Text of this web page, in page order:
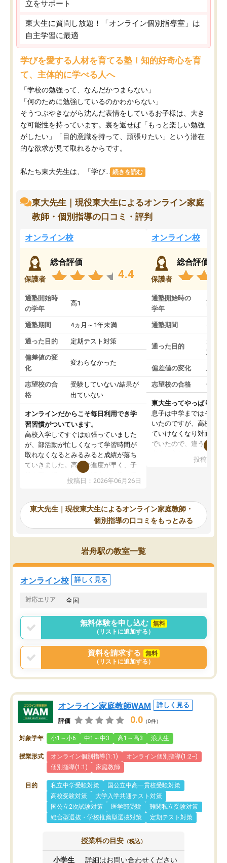
立をサポート
東大生に質問し放題！「オンライン個別指導室」は
自主学習に最適
学びを愛する人材を育てる塾！知的好奇心を育
て、主体的に学べる人へ
「学校の勉強って、なんだかつまらない」
「何のために勉強しているのかわからない」
そうつぶやきながら沈んだ表情をしているお子様は、大き
な可能性を持っています。裏を返せば「もっと楽しい勉強
がしたい」「目的意識を持って、頑張りたい」という潜在
的な欲求が見て取れるからです。
私たち東大先生は、「学び... 続きを読む
東大先生｜現役東大生によるオンライン家庭
教師・個別指導の口コミ・評判
オンライン校
保護者
総合評価
4.4
通塾開始時
の学年
高1
通塾期間 4ヵ月～1年未満
通った目的 定期テスト対策
偏差値の変
化
変わらなかった
志望校の合
格
受験していない/結果が
出ていない
オンラインだからこそ毎日利用でき学
習習慣がついています。
高校入学してすぐは頑張っていました
が、部活動が忙しくなって学習時間が
取れなくなるとみるみると成績が落ち
ていきました。高校の進度が早く、子
供も家に帰って勉強の話すると嫌な反
応を示します。東大先生にお願いして
れるので、親としても安心です。毎日
使える自習室とかもあり、わからない
ところがあれば先生が回答してくれる
のも重宝しています。
投稿日：2026年06月26日
オンライン校
保護者
総合評価
通塾開始時の
学年
高3
通塾期間 4ヵ月
通った目的
大学
対策
偏差値の変化 上が
志望校の合格 合格
東大生ってやっぱりすご
息子は中学まではそこそ
いたのですが、高校に入
ていけなくなり対面の塾
でいたので、違うアプロ
で、当初は模試でD判定
自習室が毎日使えていつ
るのが心強かったよう
謝です。
投稿日：
東大先生｜現役東大生によるオンライン家庭教師・
個別指導の口コミをもっとみる
岩舟駅の教室一覧
オンライン校 詳しく見る
対応エリア 全国
無料体験を申し込む
無料
（リストに追加する）
資料を請求する
無料
（リストに追加する）
オンライン家庭教師WAM 詳しく見る
評価 0.0 （0件）
対象学年 小1～小6 中1～中3 高1～高3 浪人生
授業形式 オンライン個別指導(1:1)
オンライン個別指導(1:2~)
個別指導(1:1)
家庭教師
目的 私立中学受験対策
国公立中高一貫校受験対策
高校受験対策
大学入学共通テスト対策
国公立2次試験対策
医学部受験
難関私立受験対策
総合型選抜・学校推薦型選抜対策
定期テスト対策
授業料の目安 （税込）
小学生 詳細はお問い合わせください